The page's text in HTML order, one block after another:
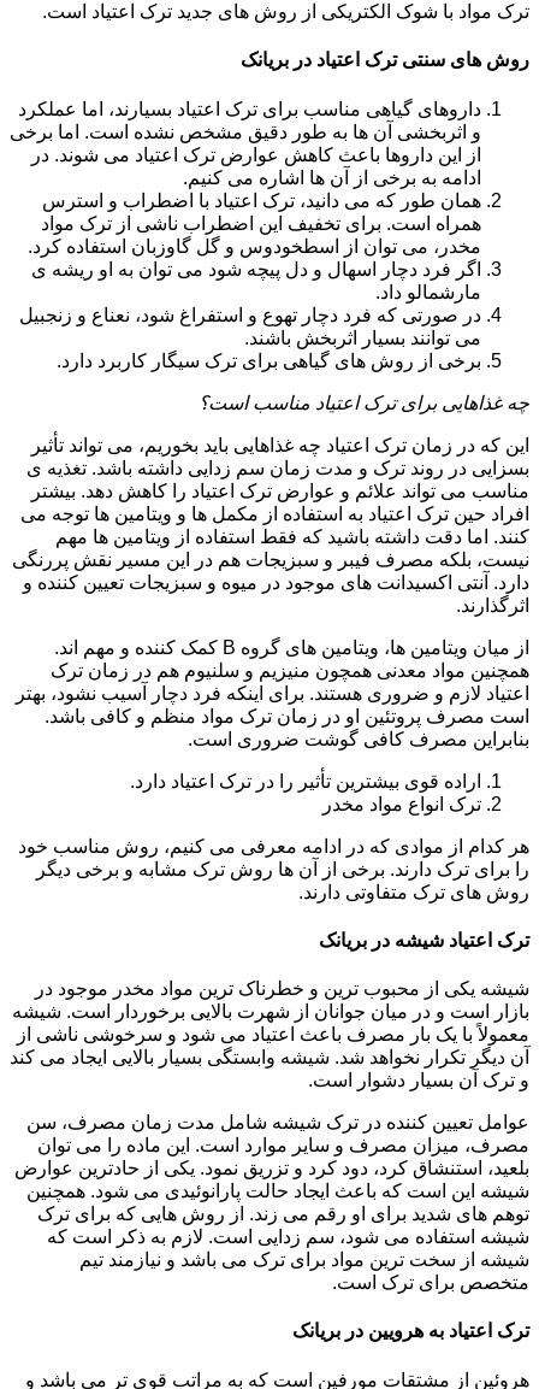
ترک مواد با شوک الکتریکی از روش های جدید ترک اعتیاد است.
روش های سنتی ترک اعتیاد در بریانک
داروهای گیاهی مناسب برای ترک اعتیاد بسیارند، اما عملکرد
و اثربخشی آن ها به طور دقیق مشخص نشده است. اما برخی
از این داروها باعث کاهش عوارض ترک اعتیاد می شوند. در
ادامه به برخی از آن ها اشاره می کنیم.
همان طور که می دانید، ترک اعتیاد با اضطراب و استرس
همراه است. برای تخفیف این اضطراب ناشی از ترک مواد
مخدر، می توان از اسطخودوس و گل گاوزبان استفاده کرد.
اگر فرد دچار اسهال و دل پیچه شود می توان به او ریشه ی
مارشمالو داد.
در صورتی که فرد دچار تهوع و استفراغ شود، نعناع و زنجبیل
می توانند بسیار اثربخش باشند.
برخی از روش های گیاهی برای ترک سیگار کاربرد دارد.
چه غذاهایی برای ترک اعتیاد مناسب است؟
این که در زمان ترک اعتیاد چه غذاهایی باید بخوریم، می تواند تأثیر
بسزایی در روند ترک و مدت زمان سم زدایی داشته باشد. تغذیه ی
مناسب می تواند علائم و عوارض ترک اعتیاد را کاهش دهد. بیشتر
افراد حین ترک اعتیاد به استفاده از مکمل ها و ویتامین ها توجه می
کنند. اما دقت داشته باشید که فقط استفاده از ویتامین ها مهم
نیست، بلکه مصرف فیبر و سبزیجات هم در این مسیر نقش پررنگی
دارد. آنتی اکسیدانت های موجود در میوه و سبزیجات تعیین کننده و
اثرگذارند.
از میان ویتامین ها، ویتامین های گروه B کمک کننده و مهم اند.
همچنین مواد معدنی همچون منیزیم و سلنیوم هم در زمان ترک
اعتیاد لازم و ضروری هستند. برای اینکه فرد دچار آسیب نشود، بهتر
است مصرف پروتئین او در زمان ترک مواد منظم و کافی باشد.
بنابراین مصرف کافی گوشت ضروری است.
اراده قوی بیشترین تأثیر را در ترک اعتیاد دارد.
ترک انواع مواد مخدر
هر کدام از موادی که در ادامه معرفی می کنیم، روش مناسب خود
را برای ترک دارند. برخی از آن ها روش ترک مشابه و برخی دیگر
روش های ترک متفاوتی دارند.
ترک اعتیاد شیشه در بریانک
شیشه یکی از محبوب ترین و خطرناک ترین مواد مخدر موجود در
بازار است و در میان جوانان از شهرت بالایی برخوردار است. شیشه
معمولاً با یک بار مصرف باعث اعتیاد می شود و سرخوشی ناشی از
آن دیگر تکرار نخواهد شد. شیشه وابستگی بسیار بالایی ایجاد می کند
و ترک آن بسیار دشوار است.
عوامل تعیین کننده در ترک شیشه شامل مدت زمان مصرف، سن
مصرف، میزان مصرف و سایر موارد است. این ماده را می توان
بلعید، استنشاق کرد، دود کرد و تزریق نمود. یکی از حادترین عوارض
شیشه این است که باعث ایجاد حالت پارانوئیدی می شود. همچنین
توهم های شدید برای او رقم می زند. از روش هایی که برای ترک
شیشه استفاده می شود، سم زدایی است. لازم به ذکر است که
شیشه از سخت ترین مواد برای ترک می باشد و نیازمند تیم
متخصص برای ترک است.
ترک اعتیاد به هرویین در بریانک
هروئین از مشتقات مورفین است که به مراتب قوی تر می باشد و